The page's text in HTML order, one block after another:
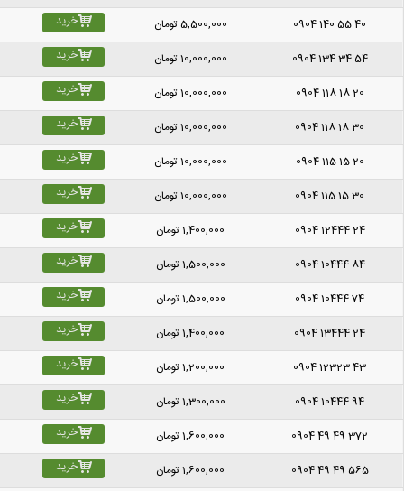
0904 140 55 40
5,500,000تومان خرید
0904 134 34 54
10,000,000تومان خرید
0904 118 18 20
10,000,000تومان خرید
0904 118 18 30
10,000,000تومان خرید
0904 115 15 20
10,000,000تومان خرید
0904 115 15 30
10,000,000تومان خرید
0904 12444 24
1,400,000تومان خرید
0904 10444 84
1,500,000تومان خرید
0904 10444 74
1,500,000تومان خرید
0904 13444 24
1,400,000تومان خرید
0904 12323 43
1,200,000تومان خرید
0904 10444 94
1,300,000تومان خرید
0904 49 49 372
1,600,000تومان خرید
0904 49 49 565
1,600,000تومان خرید